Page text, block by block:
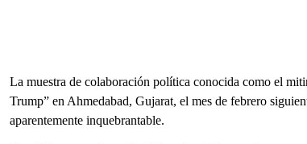
La muestra de colaboración política conocida como el
Trump” en Ahmedabad, Gujarat, el mes de febrero
aparentemente inquebrantable.